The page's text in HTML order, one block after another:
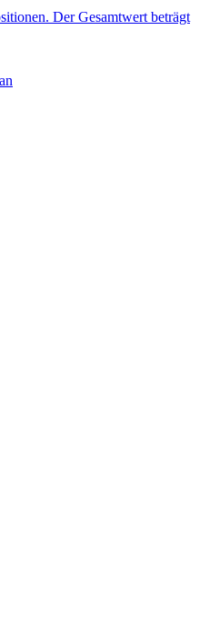
Der Gesamtwert beträgt